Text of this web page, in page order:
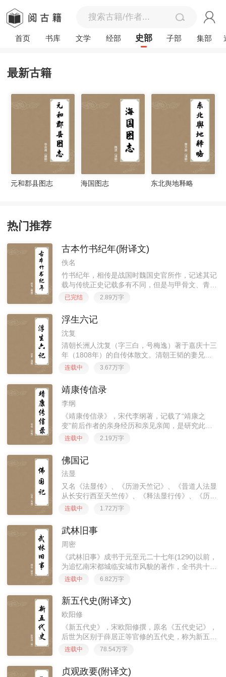
首页 书库 文学 经部 史部 子部 集部
最新古籍
元和郡县图志 海国图志 东北舆地释略
热门推荐
古本竹书纪年(附译文)
佚名
竹书纪年，相传是战国时魏国史官所作，记述其记
载与传统正史记载多有不同，但是与甲骨文、青铜
铭文的记载相类，更具有可信性，是研究先秦史的
已经亡佚，而晋人所作的初
已完结 2.89万字
浮生六记
沈复
清朝长洲人沈复（字三白，号梅逸）著于嘉庆十三
年（1808年）的自传体散文。清朝王韬的妻兄杨
引传在苏州的冷摊上发现《浮生六记》的残稿，只
以活字板刊行于1877
连载中 3.67万字
靖康传信录
李纲
《靖康传信录》，宋代李纲著，记载了“靖康之
变”前后作者的亲身经历和亲见亲闻，是研究此段
时间历史的宝贵资料。
连载中 2.19万字
佛国记
法显
又名《法显传》、《历游天竺记》、《昔道人法显
从长安行西至天竺传》、《释法显行传》、《历游
天竺记传》、等，一卷。东晋法显撰，成于义熙十
部记述作者公元3
连载中 1.72万字
武林旧事
周密
《武林旧事》成书于元至元二十七年(1290)以前，
为追忆南宋都城临安城市风貌的著作，全书共十
卷。作者按照“词贵乎纪实”的精神﹐根据目睹耳闻
﹑四时节物﹑教坊乐
连载中 6.82万字
新五代史(附译文)
欧阳修
《新五代史》，宋欧阳修撰，原名《五代史记》，
后世为区别于薛居正等官修的五代史，称为新五代
史。全书共七十四卷，本纪十二卷、列传四十五
记载了自后梁开平元年（90
连载中 78.54万字
贞观政要(附译文)